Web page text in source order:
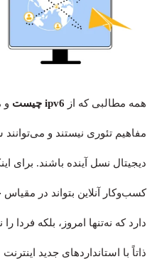
همه مطالبی که از ipv6 چیست و
مفاهیم تئوری نیستند و
دیجیتال نسل آینده باشند. برای
کسب‌وکار آنلاین بتواند در
دارد که نه‌تنها امروز، بلکه فردا
ذاتاً با استانداردهای جدید